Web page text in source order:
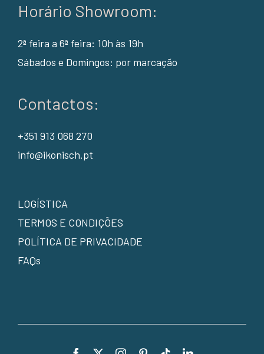
Horário Showroom:
2ª feira a 6ª feira: 10h às 19h
Sábados e Domingos: por marcação
Contactos:
+351 913 068 270
info@ikonisch.pt
LOGÍSTICA
TERMOS E CONDIÇÕES
POLÍTICA DE PRIVACIDADE
FAQs